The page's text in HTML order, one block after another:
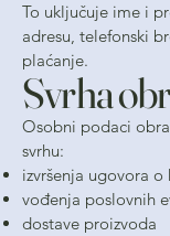
To uključuje ime i
adresu, telefonski
plaćanje.
Svrha
Osobni podaci
svrhu:
izvršenja ugovora o
vođenja poslovnih
dostave proizvoda